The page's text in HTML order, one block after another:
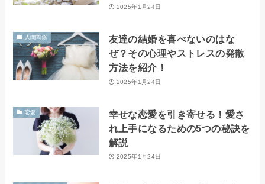
2025年1月24日
人間関係
友達の結婚を喜べないのはな
ぜ？その心理やストレスの発散
方法を紹介！
2025年1月24日
恋愛
幸せな恋愛を引き寄せる！愛さ
れ上手になるための5つの秘訣を
解説
2025年1月24日